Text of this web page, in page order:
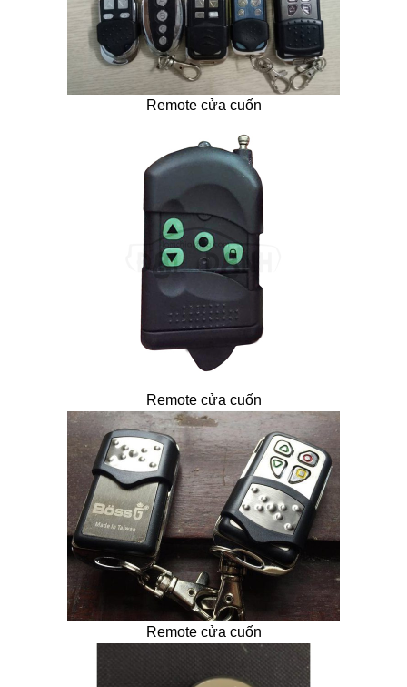
Remote cửa cuốn
Remote cửa cuốn
Remote cửa cuốn